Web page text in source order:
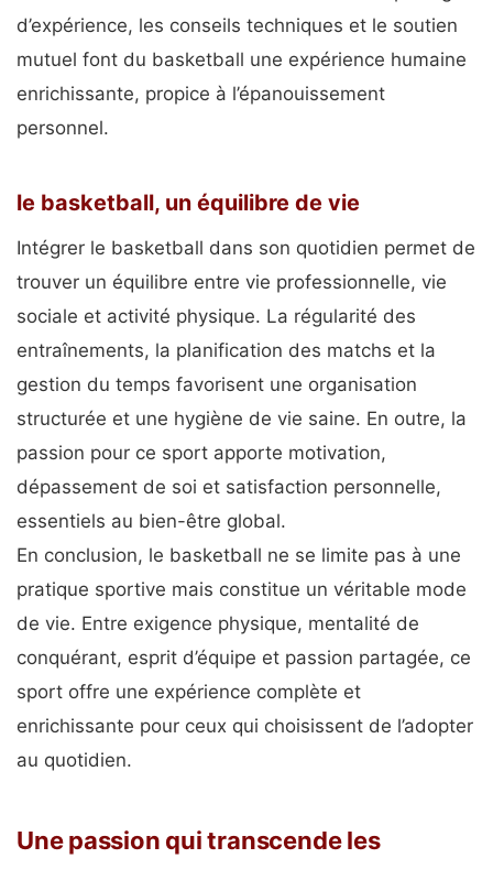
d’expérience, les conseils techniques et le soutien
mutuel font du basketball une expérience humaine
enrichissante, propice à l’épanouissement
personnel.
le basketball, un équilibre de vie
Intégrer le basketball dans son quotidien permet de
trouver un équilibre entre vie professionnelle, vie
sociale et activité physique. La régularité des
entraînements, la planification des matchs et la
gestion du temps favorisent une organisation
structurée et une hygiène de vie saine. En outre, la
passion pour ce sport apporte motivation,
dépassement de soi et satisfaction personnelle,
essentiels au bien-être global.
En conclusion, le basketball ne se limite pas à une
pratique sportive mais constitue un véritable mode
de vie. Entre exigence physique, mentalité de
conquérant, esprit d’équipe et passion partagée, ce
sport offre une expérience complète et
enrichissante pour ceux qui choisissent de l’adopter
au quotidien.
Une passion qui transcende les